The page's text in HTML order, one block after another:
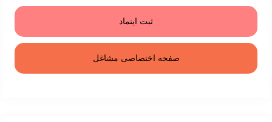
ثبت اینماد
صفحه اختصاصی مشاغل